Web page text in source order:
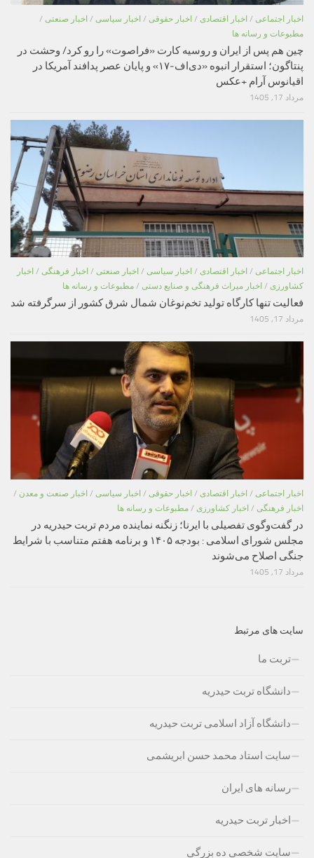
اخبار اجتماعی / اخبار اقتصادی / اخبار حقوقی / اخبار سیاسی / اخبار صنعتی /
مطبوعات و رسانه ها
چین هم پس از ایران و روسیه کارت «فراصوت» را رو کرد/ وحشت در
پنتاگون؛ استقرار انبوه «دی‌اف‑۱۷» و پایان عصر پدافند آمریکا در
اقیانوس آرام +عکس
مرداد 17, 1405
اخبار اجتماعی / اخبار اقتصادی / اخبار سیاسی / اخبار صنعتی / اخبار فرهنگی / اخبار
کشاورزی / اخبار میراث فرهنگی و صنایع دستی / مطبوعات و رسانه ها
فعالیت تنها کارگاه تولید تخم‌نوغان شمال شرق کشور از سرگرفته شد
مرداد 17, 1405
اخبار اجتماعی / اخبار اقتصادی / اخبار حقوقی / اخبار سیاسی / اخبار صنعت و معدن /
اخبار فرهنگی / اخبار کشاورزی / مطبوعات و رسانه ها
در گفت‌وگوی تفصیلی با ایرنا؛ زنگنه نماینده مردم تربت حیدریه در
مجلس شورای اسلامی : بودجه ۱۴۰۵ و برنامه هفتم متناسب با شرایط
جنگی اصلاح می‌شوند
مرداد 17, 1405
سایت های مرتبط
تربت ما
دانشگاه تربت حیدریه
دانشگاه آزاد اسلامی تربت حیدریه
سایت استاد محمد حسن ابریشمی
رسانه های ایران
اخبار تربت حیدریه
سایت شخصی ده بزرگی